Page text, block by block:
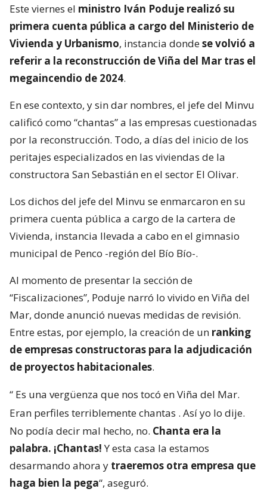
Este viernes el ministro Iván Poduje realizó su
primera cuenta pública a cargo del Ministerio de
Vivienda y Urbanismo, instancia dondese volvió a
referir a la reconstrucción de Viña del Mar tras el
megaincendio de 2024.
En ese contexto, y sin dar nombres, el jefe del Minvu
calificó como “chantas” a las empresas cuestionadas
por la reconstrucción. Todo, a días del inicio de los
peritajes especializados en las viviendas de la
constructora San Sebastián en el sector El Olivar.
Los dichos del jefe del Minvu se enmarcaron en su
primera cuenta pública a cargo de la cartera de
Vivienda, instancia llevada a cabo en el gimnasio
municipal de Penco -región del Bío Bío-.
Al momento de presentar la sección de
“Fiscalizaciones”, Poduje narró lo vivido en Viña del
Mar, donde anunció nuevas medidas de revisión.
Entre estas, por ejemplo, la creación de un ranking
de empresas constructoras para la adjudicación
de proyectos habitacionales.
“ Es una vergüenza que nos tocó en Viña del Mar.
Eran perfiles terriblemente chantas . Así yo lo dije.
No podía decir mal hecho, no. Chanta era la
palabra. ¡Chantas!Y esta casa la estamos
desarmando ahora y traeremos otra empresa que
haga bien la pega“, aseguró.